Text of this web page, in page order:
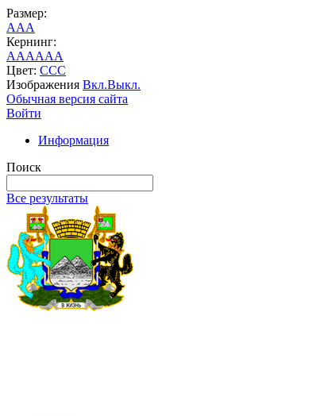
Размер:
AAA
Кернинг:
AAAAAA
Цвет: CCC
Изображения Вкл.Выкл.
Обычная версия сайта
Войти
Информация
Поиск
Все результаты